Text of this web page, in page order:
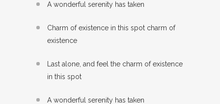
A wonderful serenity has taken
Charm of existence in this spot charm of
existence
Last alone, and feel the charm of existence
in this spot
A wonderful serenity has taken